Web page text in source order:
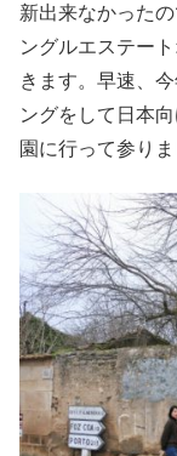
新出来なかった
ングルエステー
きます。早速、
ングをして日本
園に行って参りま